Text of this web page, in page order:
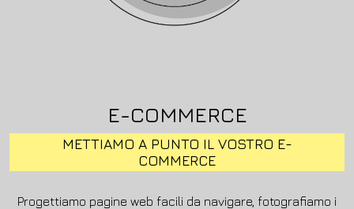
E-COMMERCE
METTIAMO A PUNTO IL VOSTRO E-
COMMERCE
Progettiamo pagine web facili da navigare, fotografiamo i